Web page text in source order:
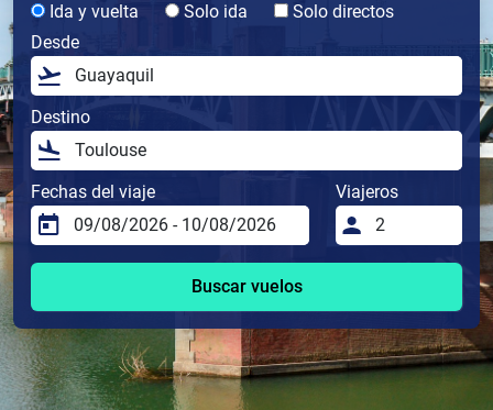
Ida y vuelta Solo ida
Solo directos
Desde
Destino
Fechas del viaje Viajeros
Buscar vuelos